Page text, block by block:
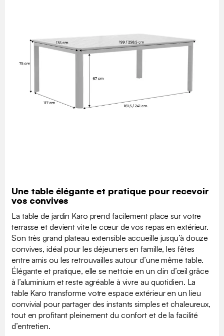
Une table élégante et pratique pour recevoir
vos convives
La table de jardin Karo prend facilement place sur votre
terrasse et devient vite le cœur de vos repas en extérieur.
Son très grand plateau extensible accueille jusqu’à douze
convives, idéal pour les déjeuners en famille, les fêtes
entre amis ou les retrouvailles autour d’une même table.
Élégante et pratique, elle se nettoie en un clin d’œil grâce
à l’aluminium et reste agréable à vivre au quotidien. La
table Karo transforme votre espace extérieur en un lieu
convivial pour partager des instants simples et chaleureux,
tout en profitant pleinement du confort et de la facilité
d’entretien.